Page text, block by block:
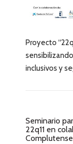
Proyecto
inclusivos y
Seminario
22q11 en